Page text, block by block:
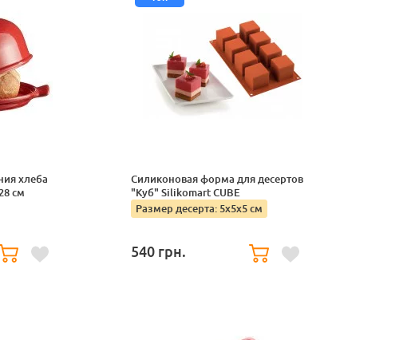
хлеба
см
Cиликоновая форма для десертов
"Куб" Silikomart CUBE
Размер десерта: 5х5х5 cм
540 грн.